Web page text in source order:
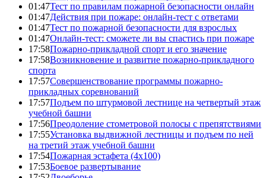
01:47Тест по правилам пожарной безопасности онлайн
01:47Действия при пожаре: онлайн-тест с ответами
01:47Тест по пожарной безопасности для взрослых
01:47Онлайн-тест: сможете ли вы спастись при пожаре
17:58Пожарно-прикладной спорт и его значение
17:58Возникновение и развитие пожарно-прикладного
спорта
17:57Совершенствование программы пожарно-
прикладных соревнований
17:57Подъем по штурмовой лестнице на четвертый этаж
учебной башни
17:56Преодоление стометровой полосы с препятствиями
17:55Установка выдвижной лестницы и подъем по ней
на третий этаж учебной башни
17:54Пожарная эстафета (4x100)
17:53Боевое развертывание